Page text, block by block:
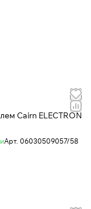
Cairn ELECTRON
Арт. 06030509057/58